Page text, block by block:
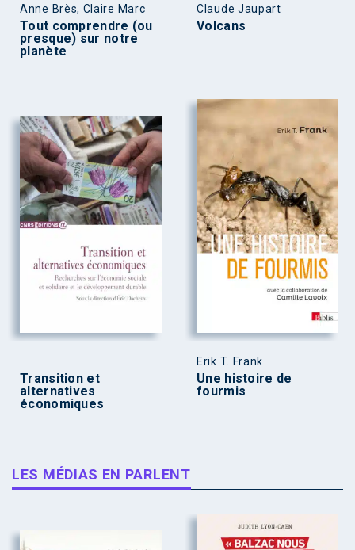
Anne Brès, Claire Marc
Tout comprendre (ou
presque) sur notre
planète
Claude Jaupart
Volcans
Transition et
alternatives
économiques
Erik T. Frank
Une histoire de
fourmis
LES MÉDIAS EN PARLENT